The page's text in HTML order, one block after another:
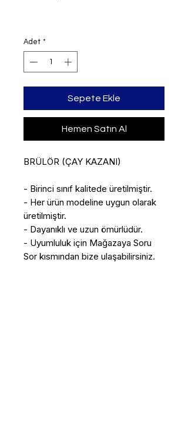
Adet *
Sepete Ekle
Hemen Satın Al
BRÜLÖR (ÇAY KAZANI)
- Birinci sınıf kalitede üretilmiştir.
- Her ürün modeline uygun olarak
üretilmiştir.
- Dayanıklı ve uzun ömürlüdür.
- Uyumluluk için Mağazaya Soru
Sor kısmından bize ulaşabilirsiniz.